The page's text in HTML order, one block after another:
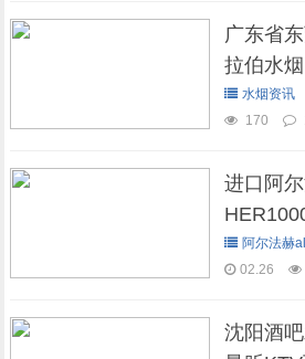
广东省
拉伯水
水烟资讯
170
进口阿
现货库存
阿尔法赫
02.26
沈阳酒